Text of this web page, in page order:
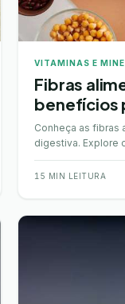
VITAMINAS E
Fibras
benefícios
Conheça as fibras
digestiva. Explore
para incluí-las na
15 MIN LEITURA